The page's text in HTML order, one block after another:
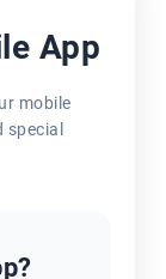
App
mobile